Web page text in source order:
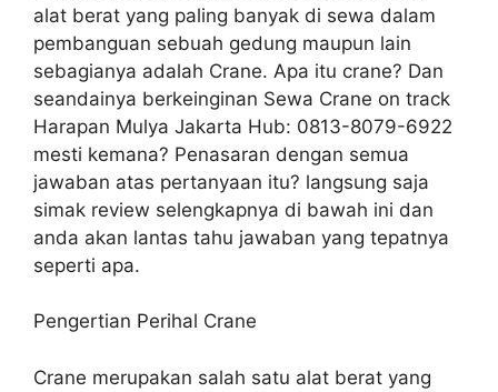
alat berat yang paling banyak di sewa dalam
pembanguan sebuah gedung maupun lain
sebagianya adalah Crane. Apa itu crane? Dan
seandainya berkeinginan Sewa Crane on track
Harapan Mulya Jakarta Hub: 0813-8079-6922
mesti kemana? Penasaran dengan semua
jawaban atas pertanyaan itu? langsung saja
simak review selengkapnya di bawah ini dan
anda akan lantas tahu jawaban yang tepatnya
seperti apa.
Pengertian Perihal Crane
Crane merupakan salah satu alat berat yang